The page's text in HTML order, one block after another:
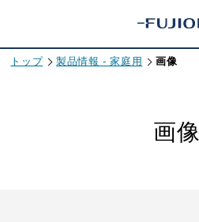
トップ 製品情報 - 家庭用 画像
画像